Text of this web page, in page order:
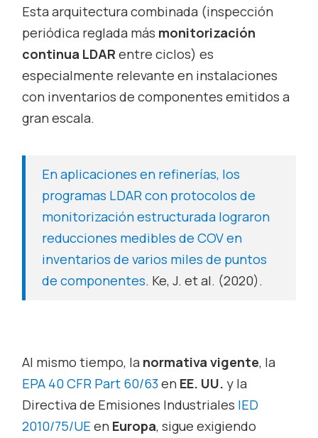
Esta arquitectura combinada (inspección
periódica reglada más monitorización
continua LDAR entre ciclos) es
especialmente relevante en instalaciones
con inventarios de componentes emitidos a
gran escala.
En aplicaciones en refinerías, los
programas LDAR con protocolos de
monitorización estructurada lograron
reducciones medibles de COV en
inventarios de varios miles de puntos
de componentes. Ke, J. et al. (2020).
Al mismo tiempo, la normativa vigente, la
EPA 40 CFR Part 60/63en EE. UU. y la
Directiva de Emisiones Industriales IED
2010/75/UE en Europa, sigue exigiendo